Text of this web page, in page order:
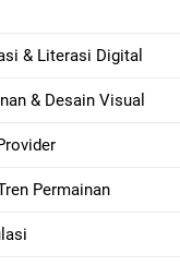
& Literasi Digital
& Desain Visual
Permainan